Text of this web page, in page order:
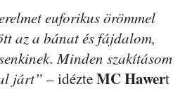
euforikus örömmel
az a bánat és fájdalom,
Minden szakításom
járt” – idézteMC Hawert